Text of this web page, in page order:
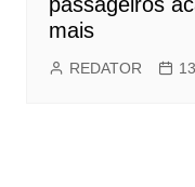
mais
REDATOR